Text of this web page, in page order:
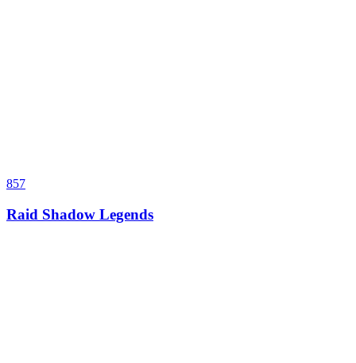
857
Raid Shadow Legends